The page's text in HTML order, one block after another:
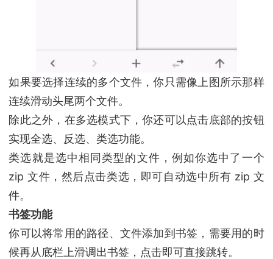
如果要选择连续的多个文件，你只需像上图所示那样
连续滑动头尾两个文件。
除此之外，在多选模式下，你还可以点击底部的按钮
实现全选、反选、类选功能。
类选就是选中相同类型的文件，例如你选中了一个
zip 文件，然后点击类选，即可自动选中所有 zip 文
件。
书签功能
你可以将常用的路径、文件添加到书签，需要用的时
候再从底栏上滑调出书签，点击即可直接跳转。